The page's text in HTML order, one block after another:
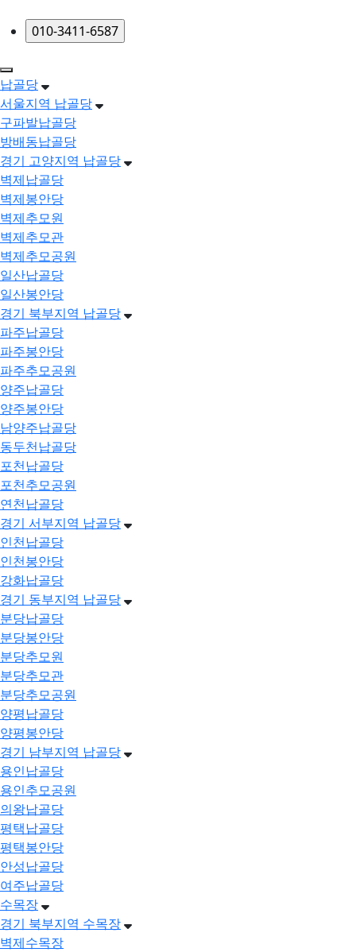
납골당
서울지역 납골당
구파발납골당
방배동납골당
경기 고양지역 납골당
벽제납골당
벽제봉안당
벽제추모원
벽제추모관
벽제추모공원
일산납골당
일산봉안당
경기 북부지역 납골당
파주납골당
파주봉안당
파주추모공원
양주납골당
양주봉안당
남양주납골당
동두천납골당
포천납골당
포천추모공원
연천납골당
경기 서부지역 납골당
인천납골당
인천봉안당
강화납골당
경기 동부지역 납골당
분당납골당
분당봉안당
분당추모원
분당추모관
분당추모공원
양평납골당
양평봉안당
경기 남부지역 납골당
용인납골당
용인추모공원
의왕납골당
평택납골당
평택봉안당
안성납골당
여주납골당
수목장
경기 북부지역 수목장
벽제수목장